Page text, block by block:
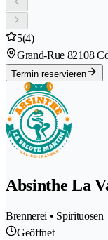
5(4)
Grand-Rue 82108
Termin reservieren
Absinthe La
Brennerei • Spirituosen
Geöffnet